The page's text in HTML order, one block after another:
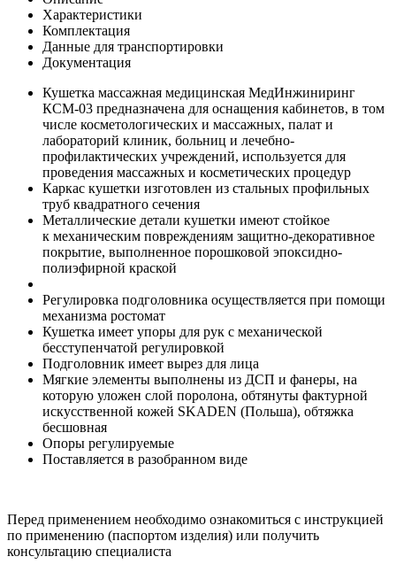
Характеристики
Комплектация
Данные для транспортировки
Документация
Кушетка массажная медицинская МедИнжиниринг
КСМ-03 предназначена для оснащения кабинетов, в том
числе косметологических и массажных, палат и
лабораторий клиник, больниц и лечебно-
профилактических учреждений, используется для
проведения массажных и косметических процедур
Каркас кушетки изготовлен из стальных профильных
труб квадратного сечения
Металлические детали кушетки имеют стойкое
к механическим повреждениям защитно-декоративное
покрытие, выполненное порошковой эпоксидно-
полиэфирной краской
Регулировка подголовника осуществляется при помощи
механизма ростомат
Кушетка имеет упоры для рук с механической
бесступенчатой регулировкой
Подголовник имеет вырез для лица
Мягкие элементы выполнены из ДСП и фанеры, на
которую уложен слой поролона, обтянуты фактурной
искусственной кожей SKADEN (Польша), обтяжка
бесшовная
Опоры регулируемые
Поставляется в разобранном виде
Перед применением необходимо ознакомиться с инструкцией
по применению (паспортом изделия) или получить
консультацию специалиста